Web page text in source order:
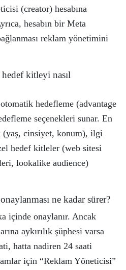
(creator) hesabına
hesabın bir Meta
reklam yönetimini
kitleyi nasıl
hedefleme (advantage
seçenekleri sunar. En
cinsiyet, konum), ilgi
hedef kitleler (web sitesi
lookalike audience)
ne kadar sürer?
içinde onaylanır. Ancak
aykırılık şüphesi varsa
hatta nadiren 24 saati
için “Reklam Yöneticisi”